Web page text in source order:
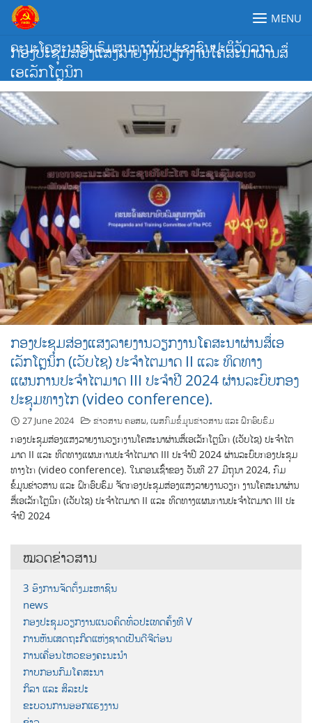
Skip
content
ຄະນະໂຄສະນາອົບຮົມສູນກາງພັກປະຊາຊົນປະຕິວັດລາວ
MENU
ກອງປະຊຸມສ່ອງແສງລາຍງານວຽກງານໂຄສະນາຜ່ານສຶ່
ເອເລັກໂຕຼນິກ
ກອງປະຊຸມສ່ອງແສງລາຍງານວຽກງານໂຄສະນາຜ່ານສຶ່ເອ
ເລັກໂຕຼນິກ (ເວັບໄຊ) ປະຈໍາໄຕມາດ II ແລະ ທິດທາງ
ແຜນການປະຈໍາໄຕມາດ III ປະຈໍາປີ 2024 ຜ່ານລະບົບກອງ
ປະຊຸມທາງໄກ (video conference).
27 June 2024 ຂ່າວສານ ຄອສພ,ເພສກົມຂໍ້ມູນຂ່າວສານ ແລະ ຝຶກອົບຮົມ
ກອງປະຊຸມສ່ອງແສງລາຍງານວຽກງານໂຄສະນາຜ່ານສຶ່ເອເລັກໂຕຼນິກ (ເວັບໄຊ) ປະຈໍາໄຕ
ມາດ II ແລະ ທິດທາງແຜນການປະຈໍາໄຕມາດ III ປະຈໍາປີ 2024 ຜ່ານລະບົບກອງປະຊຸມ
ທາງໄກ (video conference). ໃນຕອນເຊົ້າຂອງ ວັນທີ 27 ມີຖຸນາ 2024, ກົມ
ຂໍ້ມູນຂ່າວສານ ແລະ ຝຶກອົບຮົມ ຈັດກອງປະຊຸມສ່ອງແສງລາຍງານວຽກ ງານໂຄສະນາຜ່ານ
ສຶ່ເອເລັກໂຕຼນິກ (ເວັບໄຊ) ປະຈໍາໄຕມາດ II ແລະ ທິດທາງແຜນການປະຈໍາໄຕມາດ III ປະ
ຈໍາປີ 2024
ໝວດຂ່າວສານ
3 ອົງການຈັດຕັ້ງມະຫາຊົນ
news
ກອງປະຊຸມວຽກງານແນວຄິດທົ່ວປະເທດຄັ້ງທີ V
ການຫັນເສດຖະກິດແຫ່ງຊາດເປັນດີຈີຕ໋ອນ
ການເຄື່ອນໄຫວຂອງຄະນະນຳ
ກາບກອນກົມໂຄສະນາ
ກິລາ ແລະ ສິລະປະ
ຂະບວນການອອກແຮງງານ